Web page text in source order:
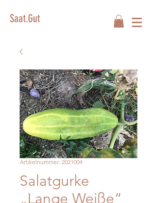
Saat.Gut
Artikelnummer: 2021004
Salatgurke
„Lange Weiße“